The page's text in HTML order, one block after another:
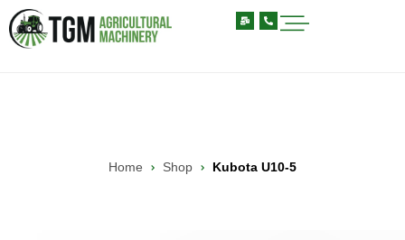
Home Shop Kubota U10-5